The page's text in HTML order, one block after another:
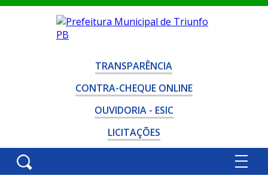
TRANSPARÊNCIA
CONTRA-CHEQUE ONLINE
OUVIDORIA - ESIC
LICITAÇÕES